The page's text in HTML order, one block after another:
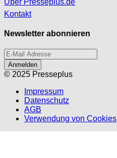
Kontakt
Newsletter abonnieren
Anmelden
© 2025 Presseplus
Impressum
Datenschutz
AGB
Verwendung von Cookies